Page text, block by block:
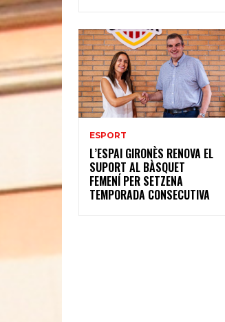
ESPORT
L’ESPAI GIRONÈS RENOVA EL
SUPORT AL BÀSQUET
FEMENÍ PER SETZENA
TEMPORADA CONSECUTIVA